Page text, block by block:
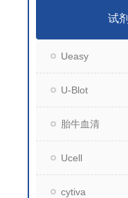
试剂
Ueasy
U-Blot
胎牛血清
Ucell
cytiva